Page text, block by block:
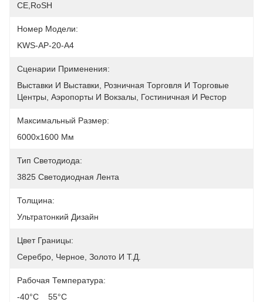
CE,RoSH
Номер Модели:
KWS-AP-20-A4
Сценарии Применения:
Выставки И Выставки, Розничная Торговля И Торговые
Центры, Аэропорты И Вокзалы, Гостиничная И Рестор
Максимальный Размер:
6000х1600 Мм
Тип Светодиода:
3825 Светодиодная Лента
Толщина:
Ультратонкий Дизайн
Цвет Границы:
Серебро, Черное, Золото И Т.д.
Рабочая Температура:
-40°C    55°C